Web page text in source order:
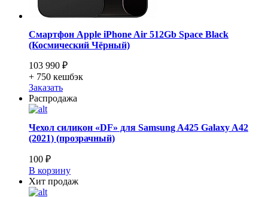
Смартфон Apple iPhone Air 512Gb Space Black
(Космический Чёрный)
103 990 ₽
+ 750 кешбэк
Заказать
Распродажа
Чехол силикон «DF» для Samsung A425 Galaxy A42
(2021) (прозрачный)
100 ₽
В корзину
Хит продаж